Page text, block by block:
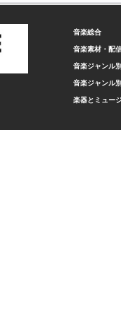
音楽総合
音楽素材・配
音楽ジャンル
音楽ジャンル
楽器とミュー